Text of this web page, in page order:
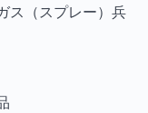
ス（スプレー）兵